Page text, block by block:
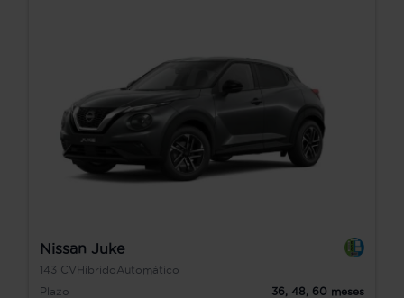
Nissan Juke
143 CVHíbrido Automático
Plazo
36, 48, 60 meses